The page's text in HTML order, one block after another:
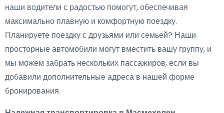
наши водители с радостью помогут, обеспечивая
максимально плавную и комфортную поездку.
Планируете поездку с друзьями или семьей? Наши
просторные автомобили могут вместить вашу группу, и
мы можем забрать нескольких пассажиров, если вы
добавили дополнительные адреса в нашей форме
бронирования.